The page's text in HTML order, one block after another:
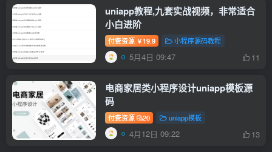
uniapp教程,九套实战视频，非常适合
小白进阶
付费资源 ￥ 19.9 小程序源码教程
5月4日 09:47 11
电商家居类小程序设计uniapp模板源
码
付费资源 20 uniapp模板
4月12日 09:22 13